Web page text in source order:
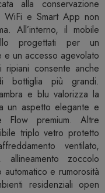
alla conservazione
WiFi e Smart App non
All’interno, il mobile
progettati per un
un accesso agevolato
consente anche
bottiglia più grandi.
e blu valorizza la
un aspetto elegante e
Flow premium. Altre
triplo vetro protetto
ventilato,
allineamento zoccolo
e rumorosità
residenziali open